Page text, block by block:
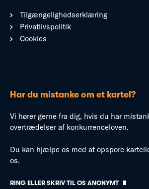
Tilgængelighedserklæring
Privatlivspolitik
Cookies
Har du mistanke om et kartel?
Vi hører gerne fra dig, hvis du har
overtrædelser af konkurrenceloven.
Du kan hjælpe os med at opspore
os.
RING ELLER SKRIV TIL OS ANONYMT